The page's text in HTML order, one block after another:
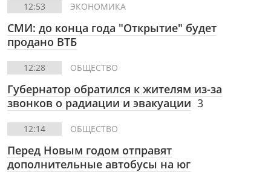
12:53 ЭКОНОМИКА
СМИ: до конца года "Открытие" будет
продано ВТБ
12:28 ОБЩЕСТВО
Губернатор обратился к жителям из-за
звонков о радиации и эвакуации 3
12:14 ОБЩЕСТВО
Перед Новым годом отправят
дополнительные автобусы на юг